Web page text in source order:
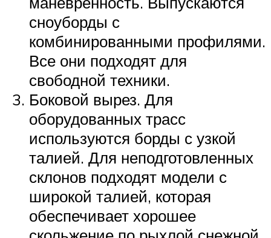
сноуборды с
комбинированными профилями.
Все они подходят для
свободной техники.
Боковой вырез. Для
оборудованных трасс
используются борды с узкой
талией. Для неподготовленных
склонов подходят модели с
широкой талией, которая
обеспечивает хорошее